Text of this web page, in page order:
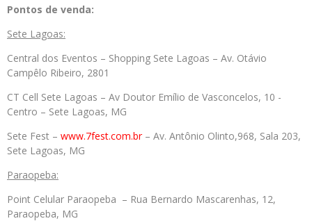
Pontos de venda:
Sete Lagoas:
Central dos Eventos – Shopping Sete Lagoas – Av. Otávio
Campêlo Ribeiro, 2801
CT Cell Sete Lagoas – Av Doutor Emílio de Vasconcelos, 10 -
Centro – Sete Lagoas, MG
Sete Fest – www.7fest.com.br– Av. Antônio Olinto,968, Sala 203,
Sete Lagoas, MG
Paraopeba:
Point Celular Paraopeba – Rua Bernardo Mascarenhas, 12,
Paraopeba, MG